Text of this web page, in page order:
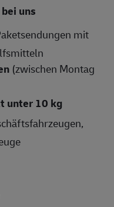
uns
mit
(zwischen Montag
unter 10 kg